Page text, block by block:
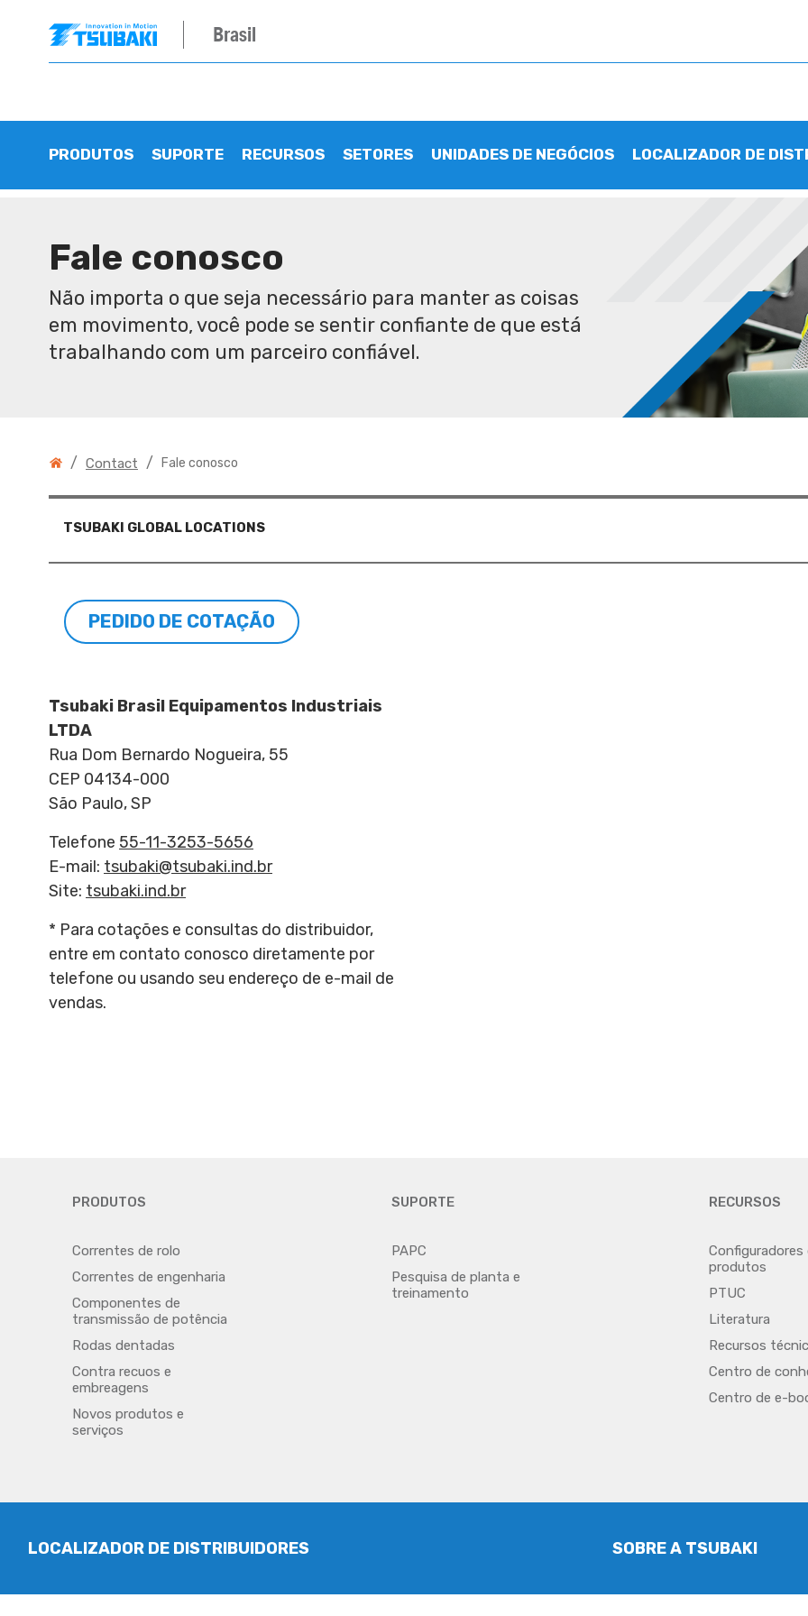
Brasil
PRODUTOS SUPORTE RECURSOS SETORES UNIDADES DE NEGÓCIOS LOCALIZADOR DE
Fale conosco
Não importa o que seja necessário para manter as coisas
em movimento, você pode se sentir confiante de que está
trabalhando com um parceiro confiável.
/ Contact / Fale conosco
TSUBAKI GLOBAL LOCATIONS
PEDIDO DE COTAÇÃO
Tsubaki Brasil Equipamentos Industriais
LTDA
Rua Dom Bernardo Nogueira, 55
CEP 04134-000
São Paulo, SP
Telefone 55-11-3253-5656
E-mail: tsubaki@tsubaki.ind.br
Site: tsubaki.ind.br
* Para cotações e consultas do distribuidor,
entre em contato conosco diretamente por
telefone ou usando seu endereço de e-mail de
vendas.
PRODUTOS
Correntes de rolo
Correntes de engenharia
Componentes de
transmissão de potência
Rodas dentadas
Contra recuos e
embreagens
Novos produtos e
serviços
SUPORTE
PAPC
Pesquisa de planta e
treinamento
RECURSOS
Configuradores
produtos
PTUC
Literatura
Recursos
Centro de
Centro de e-
LOCALIZADOR DE DISTRIBUIDORES SOBRE A TSUBAKI